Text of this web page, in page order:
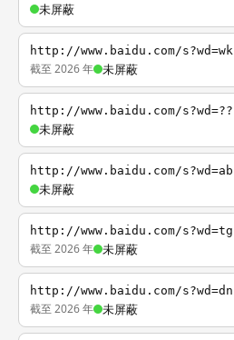
未屏蔽
http://www.baidu.com/s?wd=wk
截至 2026 年 未屏蔽
http://www.baidu.com/s?wd=??
未屏蔽
http://www.baidu.com/s?wd=ab
未屏蔽
http://www.baidu.com/s?wd=tg
截至 2026 年 未屏蔽
http://www.baidu.com/s?wd=dn
截至 2026 年 未屏蔽